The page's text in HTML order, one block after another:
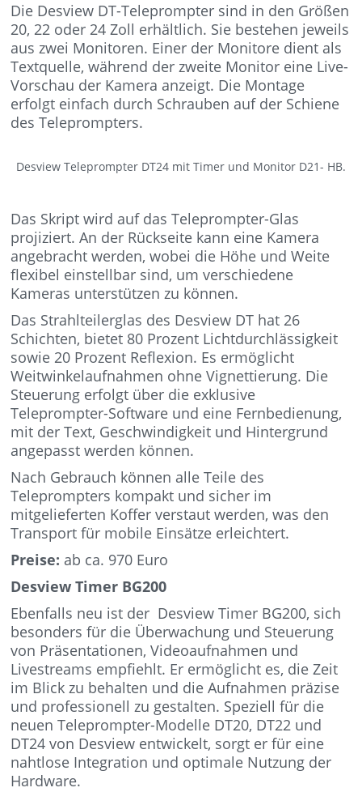
Die Desview DT-Teleprompter sind in den Größen
20, 22 oder 24 Zoll erhältlich. Sie bestehen jeweils
aus zwei Monitoren. Einer der Monitore dient als
Textquelle, während der zweite Monitor eine Live-
Vorschau der Kamera anzeigt. Die Montage
erfolgt einfach durch Schrauben auf der Schiene
des Teleprompters.
Desview Teleprompter DT24 mit Timer und Monitor D21- HB.
Das Skript wird auf das Teleprompter-Glas
projiziert. An der Rückseite kann eine Kamera
angebracht werden, wobei die Höhe und Weite
flexibel einstellbar sind, um verschiedene
Kameras unterstützen zu können.
Das Strahlteilerglas des Desview DT hat 26
Schichten, bietet 80 Prozent Lichtdurchlässigkeit
sowie 20 Prozent Reflexion. Es ermöglicht
Weitwinkelaufnahmen ohne Vignettierung. Die
Steuerung erfolgt über die exklusive
Teleprompter-Software und eine Fernbedienung,
mit der Text, Geschwindigkeit und Hintergrund
angepasst werden können.
Nach Gebrauch können alle Teile des
Teleprompters kompakt und sicher im
mitgelieferten Koffer verstaut werden, was den
Transport für mobile Einsätze erleichtert.
Preise: ab ca. 970 Euro
Desview Timer BG200
Ebenfalls neu ist der Desview Timer BG200, sich
besonders für die Überwachung und Steuerung
von Präsentationen, Videoaufnahmen und
Livestreams empfiehlt. Er ermöglicht es, die Zeit
im Blick zu behalten und die Aufnahmen präzise
und professionell zu gestalten. Speziell für die
neuen Teleprompter-Modelle DT20, DT22 und
DT24 von Desview entwickelt, sorgt er für eine
nahtlose Integration und optimale Nutzung der
Hardware.